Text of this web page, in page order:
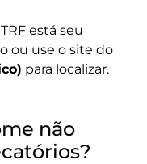
está seu
ou use o site do
para localizar.
não